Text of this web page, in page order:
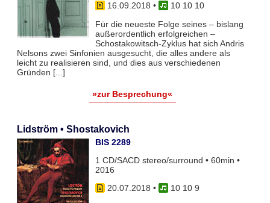
16.09.2018 •
10 10 10
Für die neueste Folge seines – bislang
außerordentlich erfolgreichen –
Schostakowitsch-Zyklus hat sich Andris
Nelsons zwei Sinfonien ausgesucht, die alles andere als
leicht zu realisieren sind, und dies aus verschiedenen
Gründen [...]
»zur Besprechung«
Lidström • Shostakovich
BIS 2289
1 CD/SACD stereo/surround • 60min •
2016
20.07.2018 •
10 10 9